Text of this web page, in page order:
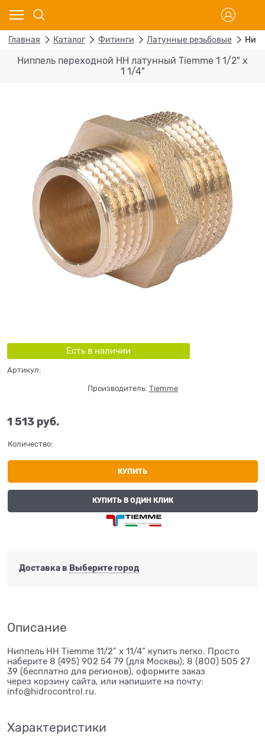
Главная Каталог Фитинги Латунные резьбовые
Ниппель переходной НН латунный Tiemme 1 1/2" х
1 1/4"
Есть в наличии
Артикул:
Производитель: Tiemme
1 513 руб.
Количество:
КУПИТЬ
КУПИТЬ В ОДИН КЛИК
Доставка в Выберите город
Описание
Ниппель НН Tiemme 11/2" х 11/4" купить легко. Просто
наберите 8 (495) 902 54 79 (для Москвы); 8 (800) 505 27
39 (бесплатно для регионов), оформите заказ
через корзину сайта, или напишите на почту:
info@hidrocontrol.ru.
Характеристики